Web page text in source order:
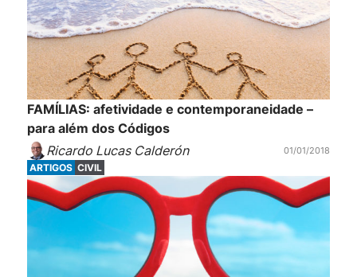
FAMÍLIAS: afetividade e contemporaneidade –
para além dos Códigos
Ricardo Lucas Calderón
01/01/2018
ARTIGOS CIVIL